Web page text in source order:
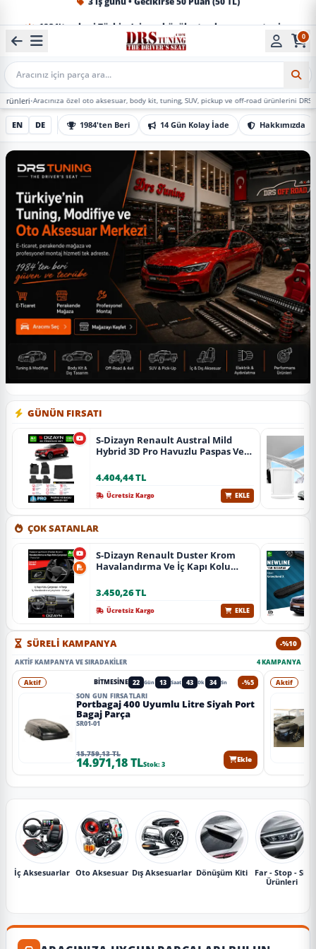
0
Mobil Arama
özel oto aksesuar, body kit, tuning, SUV, pickup ve off-road ürünlerini DRS Tuning’de
EN DE 1984'ten Beri 14 Gün Kolay İade Hakkımızda
GÜNÜN FIRSATI
S-Dizayn Renault Austral Mild
Hybrid 3D Pro Havuzlu Paspas Ve
Üzeri A+ Kalite
4.404,44 TL
Ücretsiz Kargo EKLE
ÇOK SATANLAR
S-Dizayn Renault Duster Krom
Havalandırma Ve İç Kapı Kolu
Krom) A+ Kalite
3.450,26 TL
Ücretsiz Kargo EKLE
SÜRELİ KAMPANYA -%10
AKTIF KAMPANYA VE SIRADAKILER 4 KAMPANYA
-%5
Aktif BITMESINE 22 Gün 13 Saat 43 Dk 32 Sn
SON GÜN FIRSATLARI
Portbagaj 400 Uyumlu Litre Siyah Port
Bagaj Parça
SR01-01
15.759,13 TL
14.971,18 TLStok: 3
Ekle
Aktif
İç Aksesuarlar Oto Aksesuar Dış Aksesuarlar Dönüşüm Kiti
Far - Stop - Sis
Ürünleri